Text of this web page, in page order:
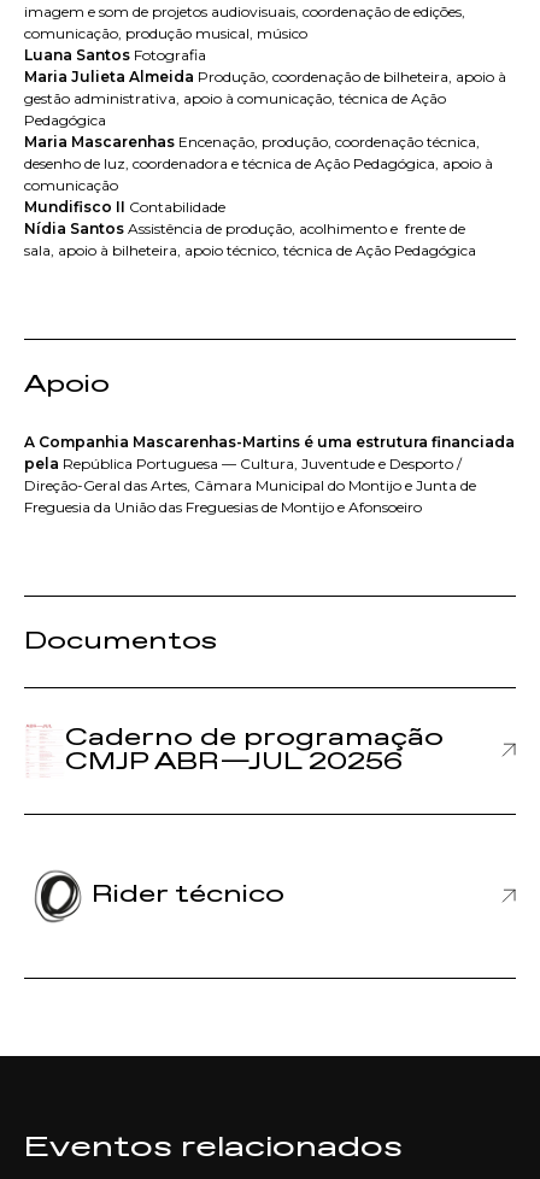
imagem e som de projetos audiovisuais, coordenação de edições,
comunicação, produção musical, músico
Luana Santos Fotografia
Maria Julieta Almeida Produção, coordenação de bilheteira, apoio à
gestão administrativa, apoio à comunicação, técnica de Ação
Pedagógica
Maria Mascarenhas Encenação, produção, coordenação técnica,
desenho de luz, coordenadora e técnica de Ação Pedagógica, apoio à
comunicação
Mundifisco II Contabilidade
Nídia Santos Assistência de produção, acolhimento e frente de
sala, apoio à bilheteira, apoio técnico, técnica de Ação Pedagógica
Apoio
A Companhia Mascarenhas-Martins é uma estrutura financiada
pela República Portuguesa — Cultura, Juventude e Desporto /
Direção-Geral das Artes, Câmara Municipal do Montijo e Junta de
Freguesia da União das Freguesias de Montijo e Afonsoeiro
Documentos
Caderno de programação
CMJP ABR—JUL 20256
Rider técnico
Eventos relacionados